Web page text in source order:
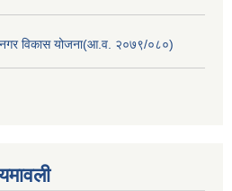
नगर विकास योजना(आ.व. २०७९/०८०)